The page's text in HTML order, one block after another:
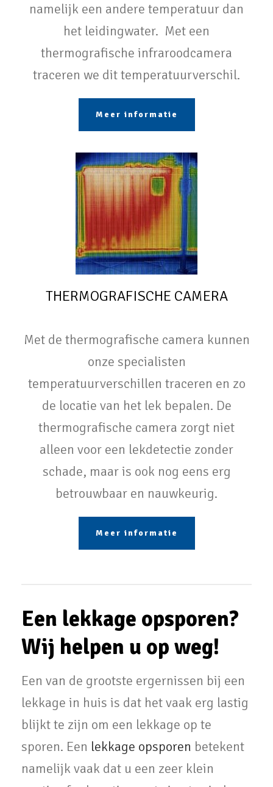
namelijk een andere temperatuur dan
het leidingwater. Met een
thermografische infraroodcamera
traceren we dit temperatuurverschil.
Meer informatie
THERMOGRAFISCHE CAMERA
Met de thermografische camera kunnen
onze specialisten
temperatuurverschillen traceren en zo
de locatie van het lek bepalen. De
thermografische camera zorgt niet
alleen voor een lekdetectie zonder
schade, maar is ook nog eens erg
betrouwbaar en nauwkeurig.
Meer informatie
Een lekkage opsporen?
Wij helpen u op weg!
Een van de grootste ergernissen bij een
lekkage in huis is dat het vaak erg lastig
blijkt te zijn om een lekkage op te
sporen. Een lekkage opsporen betekent
namelijk vaak dat u een zeer klein